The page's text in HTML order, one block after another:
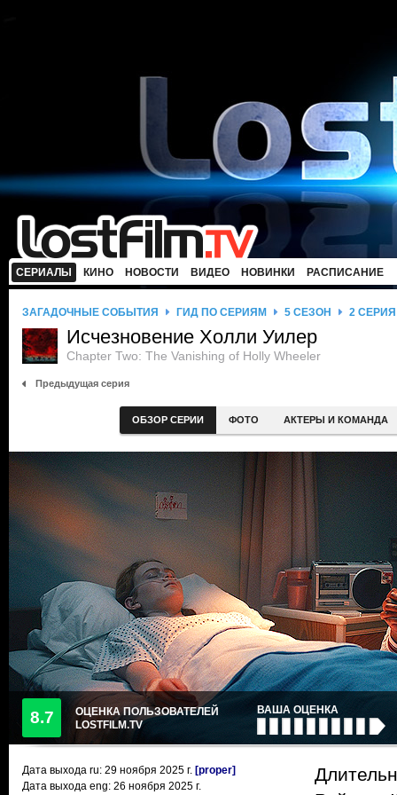
СЕРИАЛЫ КИНО НОВОСТИ ВИДЕО НОВИНКИ РАСПИСАНИЕ
ЗАГАДОЧНЫЕ СОБЫТИЯ ГИД ПО СЕРИЯМ 5 СЕЗОН 2 СЕРИЯ
Исчезновение Холли Уилер
Chapter Two: The Vanishing of Holly Wheeler
Предыдущая серия
ОБЗОР СЕРИИ ФОТО АКТЕРЫ И КОМАНДА
8.7
ОЦЕНКА ПОЛЬЗОВАТЕЛЕЙ
LOSTFILM.TV
ВАША ОЦЕНКА
Дата выхода ru: 29 ноября 2025 г. [proper]
Дата выхода eng: 26 ноября 2025 г.